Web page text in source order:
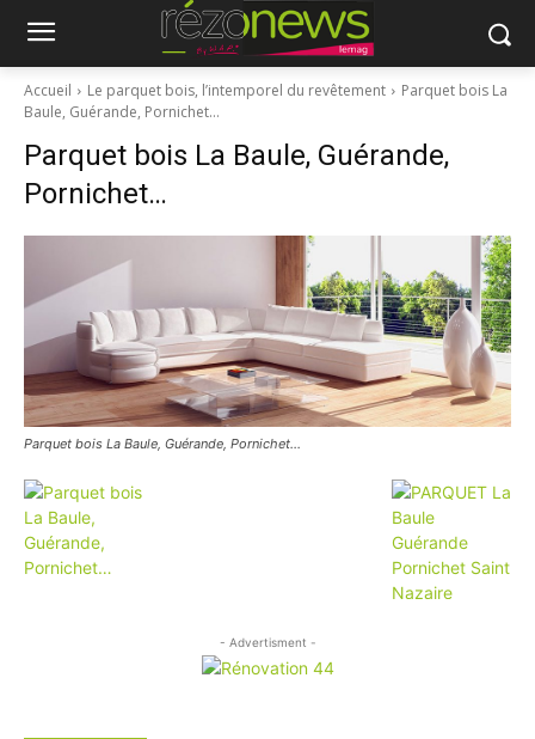
Accueil Le parquet bois, l’intemporel du revêtement
Parquet bois La
Baule, Guérande, Pornichet…
Parquet bois La Baule, Guérande,
Pornichet…
Parquet bois La Baule, Guérande, Pornichet…
- Advertisment -